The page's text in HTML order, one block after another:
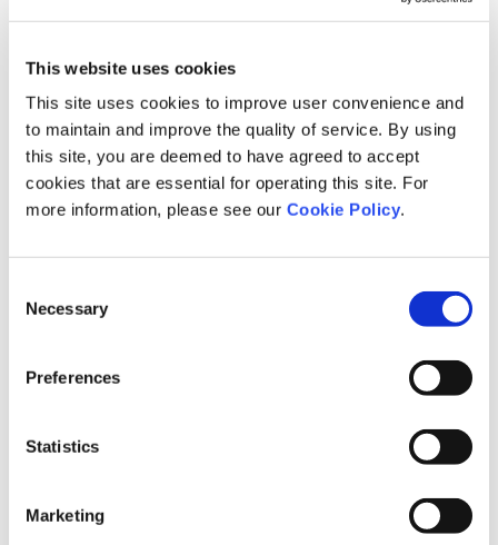
This website uses cookies
This site uses cookies to improve user convenience and
to maintain and improve the quality of service. By using
this site, you are deemed to have agreed to accept
cookies that are essential for operating this site. For
more information, please see our Cookie Policy.
Selection
Necessary
Preferences
Statistics
Marketing